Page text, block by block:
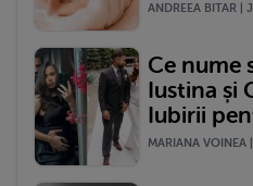
ANDREEA BITAR |
Ce nume
Iustina și
Iubirii
MARIANA